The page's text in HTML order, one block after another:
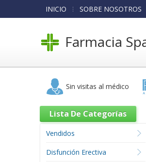
INICIO SOBRE NOSOTROS
Farmacia
Sin visitas al médico
Lista De Categorías
Vendidos
Disfunción Erectiva